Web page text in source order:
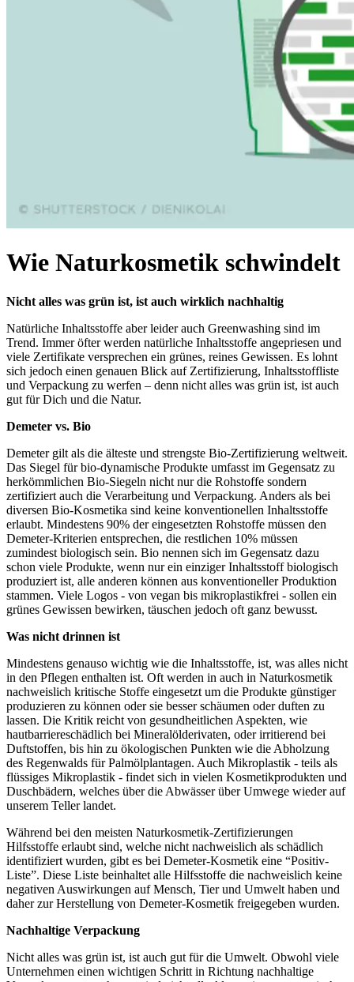
Wie Naturkosmetik schwindelt
Nicht alles was grün ist, ist auch wirklich nachhaltig
Natürliche Inhaltsstoffe aber leider auch Greenwashing sind im
Trend. Immer öfter werden natürliche Inhaltsstoffe angepriesen und
viele Zertifikate versprechen ein grünes, reines Gewissen. Es lohnt
sich jedoch einen genauen Blick auf Zertifizierung, Inhaltsstoffliste
und Verpackung zu werfen – denn nicht alles was grün ist, ist auch
gut für Dich und die Natur.
Demeter vs. Bio
Demeter gilt als die älteste und strengste Bio-Zertifizierung weltweit.
Das Siegel für bio-dynamische Produkte umfasst im Gegensatz zu
herkömmlichen Bio-Siegeln nicht nur die Rohstoffe sondern
zertifiziert auch die Verarbeitung und Verpackung. Anders als bei
diversen Bio-Kosmetika sind keine konventionellen Inhaltsstoffe
erlaubt. Mindestens 90% der eingesetzten Rohstoffe müssen den
Demeter-Kriterien entsprechen, die restlichen 10% müssen
zumindest biologisch sein. Bio nennen sich im Gegensatz dazu
schon viele Produkte, wenn nur ein einziger Inhaltsstoff biologisch
produziert ist, alle anderen können aus konventioneller Produktion
stammen. Viele Logos - von vegan bis mikroplastikfrei - sollen ein
grünes Gewissen bewirken, täuschen jedoch oft ganz bewusst.
Was nicht drinnen ist
Mindestens genauso wichtig wie die Inhaltsstoffe, ist, was alles nicht
in den Pflegen enthalten ist. Oft werden in auch in Naturkosmetik
nachweislich kritische Stoffe eingesetzt um die Produkte günstiger
produzieren zu können oder sie besser schäumen oder duften zu
lassen. Die Kritik reicht von gesundheitlichen Aspekten, wie
hautbarriereschädlich bei Mineralölderivaten, oder irritierend bei
Duftstoffen, bis hin zu ökologischen Punkten wie die Abholzung
des Regenwalds für Palmölplantagen. Auch Mikroplastik - teils als
flüssiges Mikroplastik - findet sich in vielen Kosmetikprodukten und
Duschbädern, welches über die Abwässer über Umwege wieder auf
unserem Teller landet.
Während bei den meisten Naturkosmetik-Zertifizierungen
Hilfsstoffe erlaubt sind, welche nicht nachweislich als schädlich
identifiziert wurden, gibt es bei Demeter-Kosmetik eine “Positiv-
Liste”. Diese Liste beinhaltet alle Hilfsstoffe die nachweislich keine
negativen Auswirkungen auf Mensch, Tier und Umwelt haben und
daher zur Herstellung von Demeter-Kosmetik freigegeben wurden.
Nachhaltige Verpackung
Nicht alles was grün ist, ist auch gut für die Umwelt. Obwohl viele
Unternehmen einen wichtigen Schritt in Richtung nachhaltige